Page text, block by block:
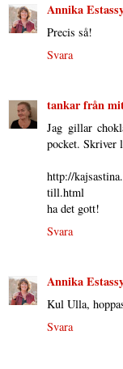
Annika
Precis så!
Svara
tankar från
Jag gillar
pocket. Skriver
http://
till.html
ha det gott!
Svara
Annika
Kul Ulla,
Svara